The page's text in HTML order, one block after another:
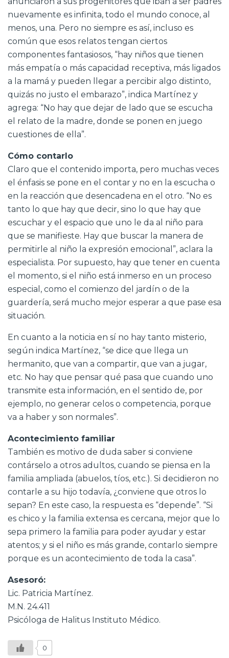
nuevamente es infinita, todo el mundo conoce, al
menos, una. Pero no siempre es así, incluso es
común que esos relatos tengan ciertos
componentes fantasiosos, “hay niños que tienen
más empatía o más capacidad receptiva, más ligados
a la mamá y pueden llegar a percibir algo distinto,
quizás no justo el embarazo”, indica Martínez y
agrega: “No hay que dejar de lado que se escucha
el relato de la madre, donde se ponen en juego
cuestiones de ella”.
Cómo contarlo
Claro que el contenido importa, pero muchas veces
el énfasis se pone en el contar y no en la escucha o
en la reacción que desencadena en el otro. “No es
tanto lo que hay que decir, sino lo que hay que
escuchar y el espacio que uno le da al niño para
que se manifieste. Hay que buscar la manera de
permitirle al niño la expresión emocional”, aclara la
especialista. Por supuesto, hay que tener en cuenta
el momento, si el niño está inmerso en un proceso
especial, como el comienzo del jardín o de la
guardería, será mucho mejor esperar a que pase esa
situación.
En cuanto a la noticia en sí no hay tanto misterio,
según indica Martínez, “se dice que llega un
hermanito, que van a compartir, que van a jugar,
etc. No hay que pensar qué pasa que cuando uno
transmite esta información, en el sentido de, por
ejemplo, no generar celos o competencia, porque
va a haber y son normales”.
Acontecimiento familiar
También es motivo de duda saber si conviene
contárselo a otros adultos, cuando se piensa en la
familia ampliada (abuelos, tíos, etc.). Si decidieron no
contarle a su hijo todavía, ¿conviene que otros lo
sepan? En este caso, la respuesta es “depende”. “Si
es chico y la familia extensa es cercana, mejor que lo
sepa primero la familia para poder ayudar y estar
atentos; y si el niño es más grande, contarlo siempre
porque es un acontecimiento de toda la casa”.
Asesoró:
Lic. Patricia Martínez.
M.N. 24.411
Psicóloga de Halitus Instituto Médico.
0